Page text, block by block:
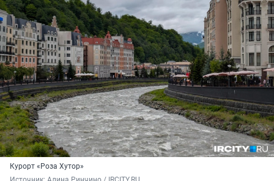
Курорт «Роза Хутор»